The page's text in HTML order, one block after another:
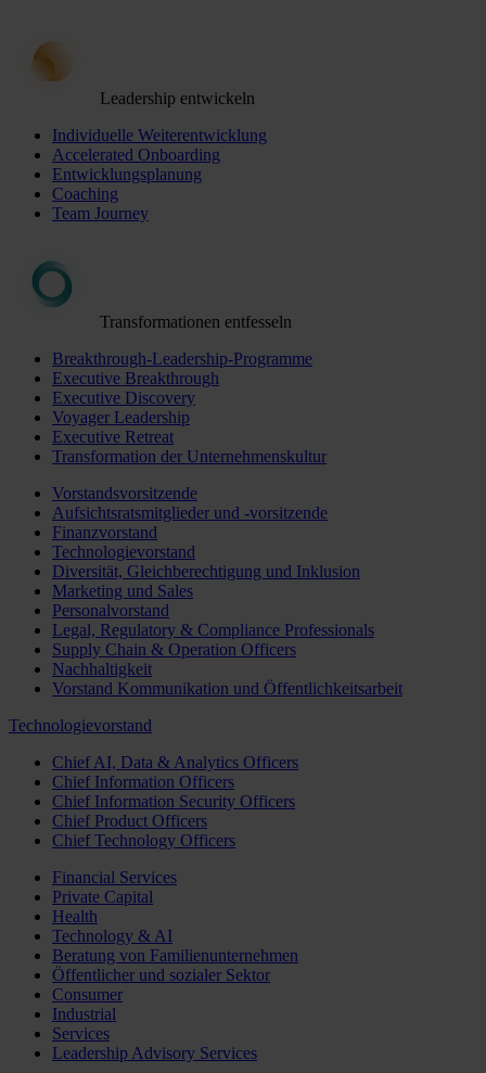
Leadership entwickeln
Individuelle Weiterentwicklung
Accelerated Onboarding
Entwicklungsplanung
Coaching
Team Journey
Transformationen entfesseln
Breakthrough-Leadership-Programme
Executive Breakthrough
Executive Discovery
Voyager Leadership
Executive Retreat
Transformation der Unternehmenskultur
Vorstandsvorsitzende
Aufsichtsratsmitglieder und -vorsitzende
Finanzvorstand
Technologievorstand
Diversität, Gleichberechtigung und Inklusion
Marketing und Sales
Personalvorstand
Legal, Regulatory & Compliance Professionals
Supply Chain & Operation Officers
Nachhaltigkeit
Vorstand Kommunikation und Öffentlichkeitsarbeit
Technologievorstand
Chief AI, Data & Analytics Officers
Chief Information Officers
Chief Information Security Officers
Chief Product Officers
Chief Technology Officers
Financial Services
Private Capital
Health
Technology & AI
Beratung von Familienunternehmen
Öffentlicher und sozialer Sektor
Consumer
Industrial
Services
Leadership Advisory Services